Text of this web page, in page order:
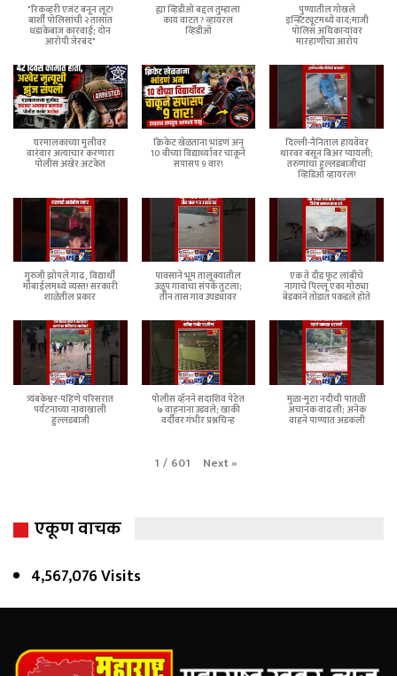
"रिकव्हरी एजंट बनून लूट!
बार्शी पोलिसांची २ तासांत
धडाकेबाज कारवाई; दोन
आरोपी जेरबंद"
ह्या व्हिडीओ बद्दल तुम्हाला
काय वाटत ? व्हायरल
व्हिडीओ
पुण्यातील गोखले
इन्स्टिट्यूटमध्ये वाद;माजी
पोलिस अधिकाऱ्यांवर
मारहाणीचा आरोप
घरमालकाच्या मुलीवर
वारंवार अत्याचार करणारा
पोलीस अखेर अटकेत
क्रिकेट खेळताना भांडणं अन्
10 वीच्या विद्यार्थ्यावर चाकूने
सपासप 9 वार!
दिल्ली-नैनिताल हायवेवर
थारवर बसून बिअर प्यायली;
तरुणांचा हुल्लडबाजीचा
व्हिडिओ व्हायरल!
गुरुजी झोपले गाढ, विद्यार्थी
मोबाईलमध्ये व्यस्त! सरकारी
शाळेतील प्रकार
पावसाने भूम तालुक्यातील
उळूप गावाचा संपर्क तुटला;
तीन तास गाव उघड्यावर
एक ते दीड फूट लांबीचे
नागाचे पिल्लू एका मोठ्या
बेडकाने तोंडात पकडले होते
त्र्यंबकेश्वर-पहिणे परिसरात
पर्यटनाच्या नावाखाली
हुल्लडबाजी
पोलीस व्हॅनने सदाशिव पेठेत
७ वाहनांना उडवले; खाकी
वर्दीवर गंभीर प्रश्नचिन्ह
मुळा-मुठा नदीची पातळी
अचानक वाढली; अनेक
वाहने पाण्यात अडकली
1 / 601 Next»
एकूण वाचक
4,567,076 Visits